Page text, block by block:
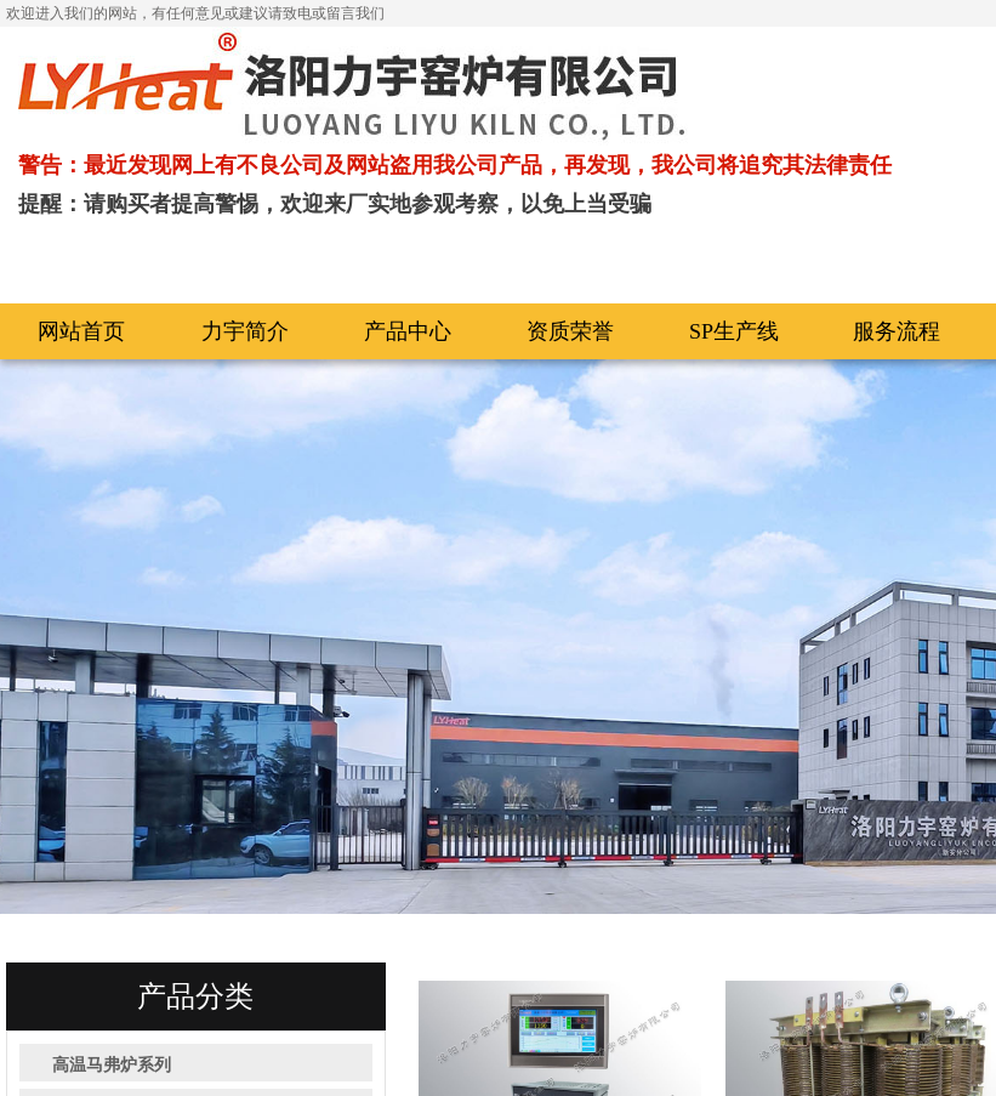
欢迎进入我们的网站，有任何意见或建议请致电或留言我们
警告：最近发现网上有不良公司及网站盗用我公司产品，再发现，我公司将追究其法律责任
提醒：请购买者提高警惕，欢迎来厂实地参观考察，以免上当受骗
网站首页 力宇简介 产品中心 资质荣誉 SP生产线 服务流程
产品分类
高温马弗炉系列